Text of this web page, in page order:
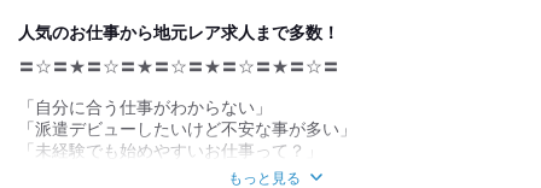
デスクワーク
お客様との対話が
力仕事が少ない
人気のお仕事から地元レア求人まで多数！
〓☆〓★〓☆〓★〓☆〓★〓☆〓★〓☆〓
「自分に合う仕事がわからない」
「派遣デビューしたいけど不安な事が多い」
「未経験でも始めやすいお仕事って？」
「自分の自宅から近い会社で勤務したい」
もっと見る